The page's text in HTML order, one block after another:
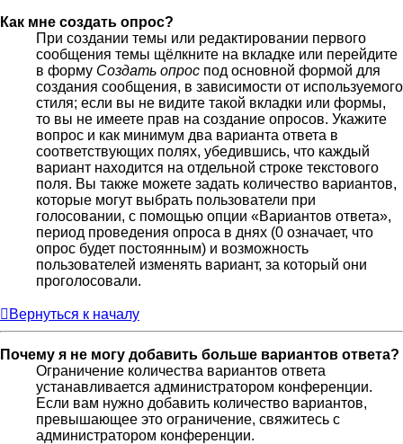
Как мне создать опрос?
При создании темы или редактировании первого
сообщения темы щёлкните на вкладке или перейдите
в форму Создать опрос под основной формой для
создания сообщения, в зависимости от используемого
стиля; если вы не видите такой вкладки или формы,
то вы не имеете прав на создание опросов. Укажите
вопрос и как минимум два варианта ответа в
соответствующих полях, убедившись, что каждый
вариант находится на отдельной строке текстового
поля. Вы также можете задать количество вариантов,
которые могут выбрать пользователи при
голосовании, с помощью опции «Вариантов ответа»,
период проведения опроса в днях (0 означает, что
опрос будет постоянным) и возможность
пользователей изменять вариант, за который они
проголосовали.
Вернуться к началу
Почему я не могу добавить больше вариантов ответа?
Ограничение количества вариантов ответа
устанавливается администратором конференции.
Если вам нужно добавить количество вариантов,
превышающее это ограничение, свяжитесь с
администратором конференции.